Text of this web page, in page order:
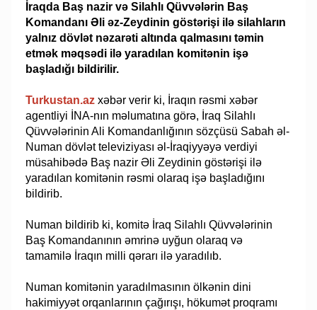
İraqda Baş nazir və Silahlı Qüvvələrin Baş
Komandanı Əli əz-Zeydinin göstərişi ilə silahların
yalnız dövlət nəzarəti altında qalmasını təmin
etmək məqsədi ilə yaradılan komitənin işə
başladığı bildirilir.
Turkustan.az xəbər verir ki, İraqın rəsmi xəbər
agentliyi İNA-nın məlumatına görə, İraq Silahlı
Qüvvələrinin Ali Komandanlığının sözçüsü Sabah əl-
Numan dövlət televiziyası əl-İraqiyyəyə verdiyi
müsahibədə Baş nazir Əli Zeydinin göstərişi ilə
yaradılan komitənin rəsmi olaraq işə başladığını
bildirib.
Numan bildirib ki, komitə İraq Silahlı Qüvvələrinin
Baş Komandanının əmrinə uyğun olaraq və
tamamilə İraqın milli qərarı ilə yaradılıb.
Numan komitənin yaradılmasının ölkənin dini
hakimiyyət orqanlarının çağırışı, hökumət proqramı